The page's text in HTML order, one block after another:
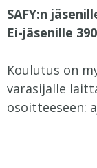
SAFY:n
Ei-jäsenille
Koulutus on
varasijalle
osoitteeseen: